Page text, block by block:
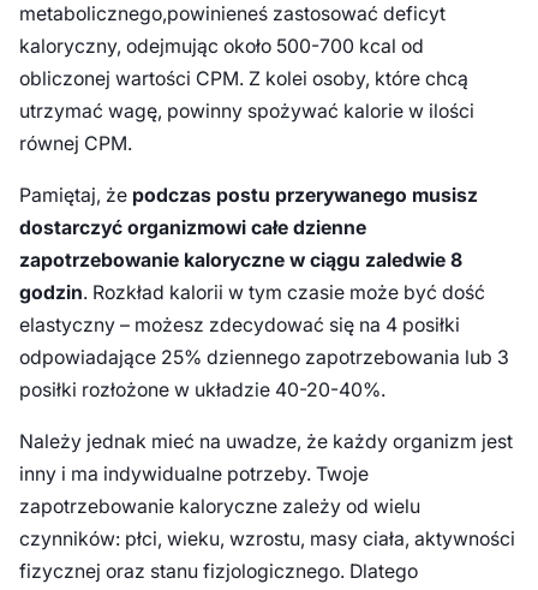
metabolicznego,powinieneś zastosować deficyt
kaloryczny, odejmując około 500-700 kcal od
obliczonej wartości CPM. Z kolei osoby, które chcą
utrzymać wagę, powinny spożywać kalorie w ilości
równej CPM.
Pamiętaj, że podczas postu przerywanego musisz
dostarczyć organizmowi całe dzienne
zapotrzebowanie kaloryczne w ciągu zaledwie 8
godzin. Rozkład kalorii w tym czasie może być dość
elastyczny – możesz zdecydować się na 4 posiłki
odpowiadające 25% dziennego zapotrzebowania lub 3
posiłki rozłożone w układzie 40-20-40%.
Należy jednak mieć na uwadze, że każdy organizm jest
inny i ma indywidualne potrzeby. Twoje
zapotrzebowanie kaloryczne zależy od wielu
czynników: płci, wieku, wzrostu, masy ciała, aktywności
fizycznej oraz stanu fizjologicznego. Dlatego